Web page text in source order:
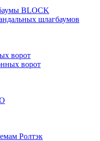
BLOCK
шлагбаумов
ворот
ворот
Ролтэк